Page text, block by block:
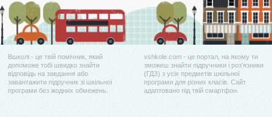
Вшколі - це твій помічник, який
допоможе тобі швидко знайти
відповідь на завдання або
завантажити підручник зі шкільної
програми без жодних обмежень.
vshkole.com - це портал, на якому ти
зможеш знайти підручники і роз'язники
(ГДЗ) з усіх предметів шкільної
програми для різних класів. Сайт
адаптовано під твій смартфон.